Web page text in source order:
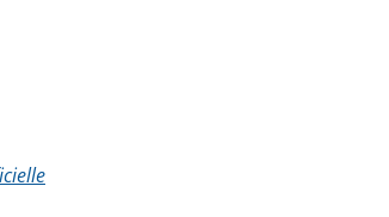
fenêtre.)